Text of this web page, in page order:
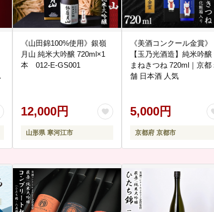
《山田錦100%使用》銀嶺
月山 純米大吟醸 720ml×1
本 012-E-GS001
12,000円
山形県 寒河江市
《美酒コンクール金賞》
【玉乃光酒造】純米吟醸
まねきつね 720ml｜京都
舗 日本酒 人気
5,000円
京都府 京都市